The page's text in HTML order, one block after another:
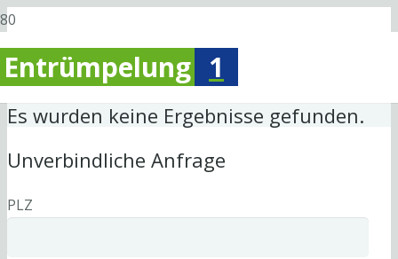
Entrümpelung 1
Es wurden keine Ergebnisse gefunden.
Unverbindliche Anfrage
PLZ